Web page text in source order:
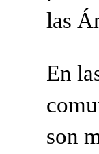
las
En
son